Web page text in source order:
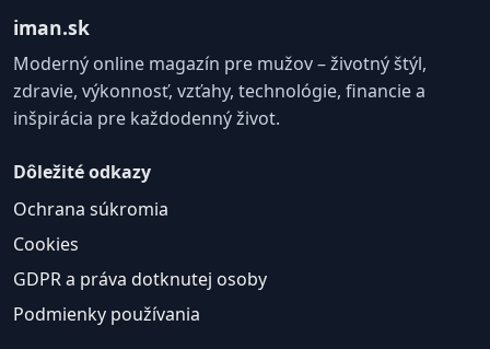
iman.sk
Moderný online magazín pre mužov – životný štýl,
zdravie, výkonnosť, vzťahy, technológie, financie a
inšpirácia pre každodenný život.
Dôležité odkazy
Ochrana súkromia
Cookies
GDPR a práva dotknutej osoby
Podmienky používania